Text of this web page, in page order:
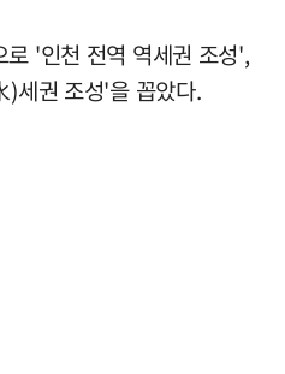
'인천 전역 역세권 조성',
세권 조성'을 꼽았다.